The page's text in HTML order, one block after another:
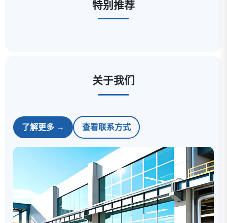
特别推荐
关于我们
了解更多 → 查看联系方式